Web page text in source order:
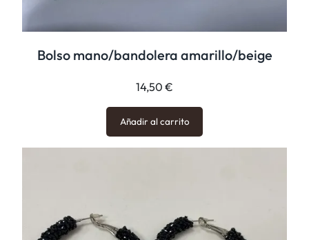
Bolso mano/bandolera amarillo/beige
14,50 €
Añadir al carrito